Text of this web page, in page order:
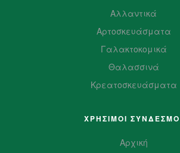
Αλλαντικά
Αρτοσκευάσματα
Γαλακτοκομικά
Θαλασσινά
Κρεατοσκευάσματα
ΧΡΗΣΙΜΟΙ ΣΥΝΔΕΣΜΟΙ
Αρχική